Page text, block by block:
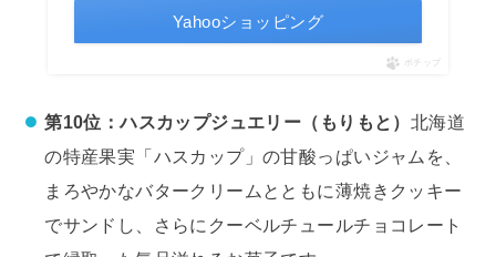
Yahooショッピング
ポチップ
第10位：ハスカップジュエリー（もりもと） 北海道
の特産果実「ハスカップ」の甘酸っぱいジャムを、
まろやかなバタークリームとともに薄焼きクッキー
でサンドし、さらにクーベルチュールチョコレート